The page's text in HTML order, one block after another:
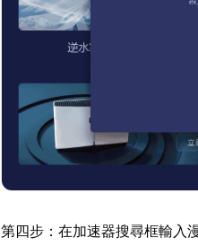
第四步：在加速器搜尋框輸入